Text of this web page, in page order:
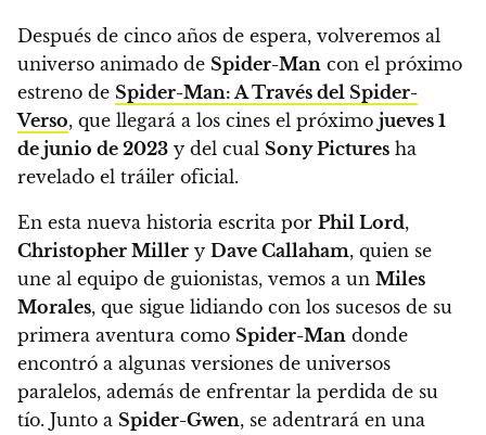
Después de cinco años de espera, volveremos al
universo animado de Spider-Man con el próximo
estreno de Spider-Man: A Través del Spider-
Verso, que llegará a los cines el próximo jueves 1
de junio de 2023 y del cual Sony Pictures ha
revelado el tráiler oficial.
En esta nueva historia escrita por Phil Lord,
Christopher Miller y Dave Callaham, quien se
une al equipo de guionistas, vemos a un Miles
Morales, que sigue lidiando con los sucesos de su
primera aventura como Spider-Man donde
encontró a algunas versiones de universos
paralelos, además de enfrentar la perdida de su
tío. Junto a Spider-Gwen, se adentrará en una